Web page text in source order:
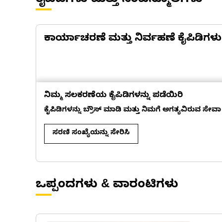
ಕಾರ್ಯಾಚರಣೆ ಮತ್ತು ನಿರ್ವಹಣೆ ಕೈಪಿಡಿಗಳು
ನಿಮ್ಮ ಸಲಕರಣೆಯ ಕೈಪಿಡಿಗಳನ್ನು ಪಡೆಯಿರಿ
ಕೈಪಿಡಿಗಳನ್ನು ಬ್ರೌಸ್ ಮಾಡಿ ಮತ್ತು ನಿಮಗೆ ಅಗತ್ಯವಿರುವ
ಸರಣಿ ಸಂಖ್ಯೆಯನ್ನು ಸೇರಿಸಿ
ಒಪ್ಪಂದಗಳು & ವಾರಂಟಿಗಳು